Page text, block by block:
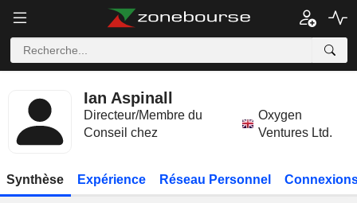
Ian Aspinall
Directeur/Membre du
Conseil chez
Oxygen
Ventures Ltd.
Synthèse Expérience Réseau Personnel